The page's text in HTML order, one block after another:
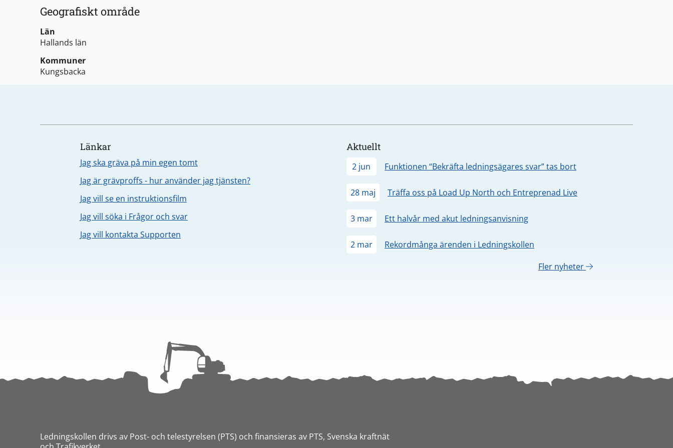
Geografiskt område
Län
Hallands län
Kommuner
Kungsbacka
Länkar
Jag ska gräva på min egen tomt
Jag är grävproffs - hur använder jag tjänsten?
Jag vill se en instruktionsfilm
Jag vill söka i Frågor och svar
Jag vill kontakta Supporten
Aktuellt
2 jun Funktionen “Bekräfta ledningsägares svar” tas bort
28 maj Träffa oss på Load Up North och Entreprenad Live
3 mar Ett halvår med akut ledningsanvisning
2 mar
Rekordmånga ärenden i Ledningskollen
Fler nyheter
Ledningskollen drivs av Post- och telestyrelsen (PTS) och finansieras av PTS, Svenska kraftnät